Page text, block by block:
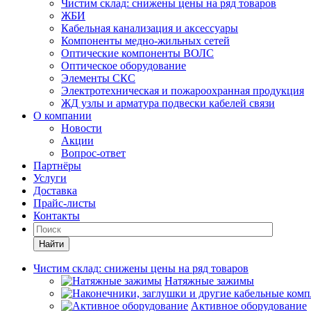
Чистим склад: снижены цены на ряд товаров
ЖБИ
Кабельная канализация и аксессуары
Компоненты медно-жильных сетей
Оптические компоненты ВОЛС
Оптическое оборудование
Элементы СКС
Электротехническая и пожароохранная продукция
ЖД узлы и арматура подвески кабелей связи
О компании
Новости
Акции
Вопрос-ответ
Партнёры
Услуги
Доставка
Прайс-листы
Контакты
Найти
Чистим склад: снижены цены на ряд товаров
Натяжные зажимы
Активное оборудование